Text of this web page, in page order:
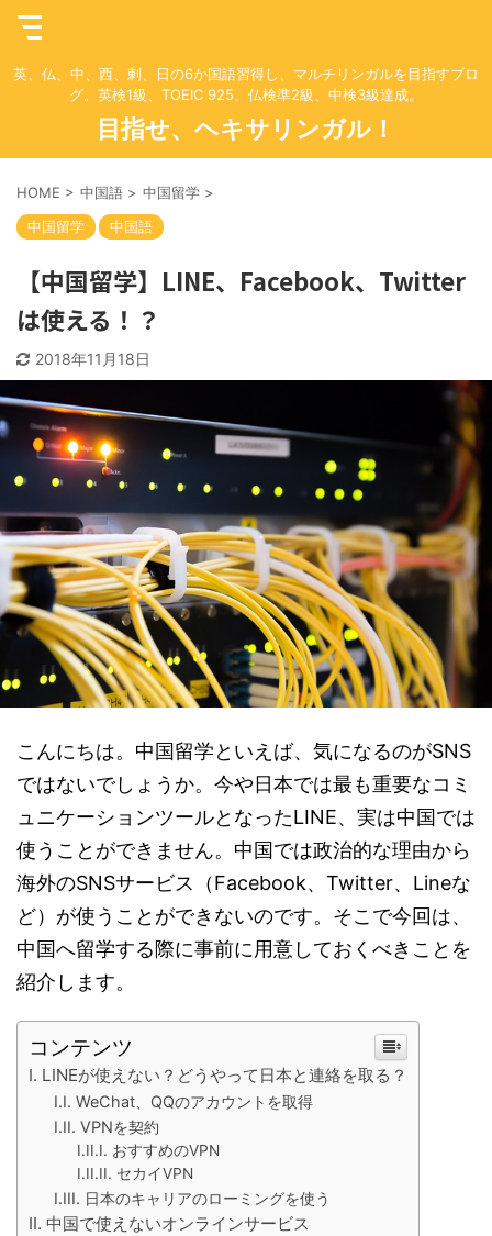
英、仏、中、西、剌、日の6か国語習得し、マルチリンガルを目指すブロ
グ。英検1級、TOEIC 925、仏検準2級、中検3級達成。
目指せ、ヘキサリンガル！
HOME > 中国語 > 中国留学 >
中国留学
中国語
【中国留学】LINE、Facebook、Twitter
は使える！？
2018年11月18日
こんにちは。中国留学といえば、気になるのがSNS
ではないでしょうか。今や日本では最も重要なコミ
ュニケーションツールとなったLINE、実は中国では
使うことができません。中国では政治的な理由から
海外のSNSサービス（Facebook、Twitter、Lineな
ど）が使うことができないのです。そこで今回は、
中国へ留学する際に事前に用意しておくべきことを
紹介します。
コンテンツ
LINEが使えない？どうやって日本と連絡を取る？
WeChat、QQのアカウントを取得
VPNを契約
おすすめのVPN
セカイVPN
日本のキャリアのローミングを使う
中国で使えないオンラインサービス